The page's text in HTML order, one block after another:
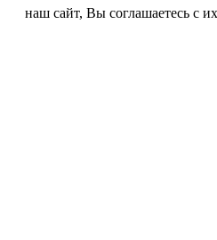
наш сайт, Вы соглашаетесь с